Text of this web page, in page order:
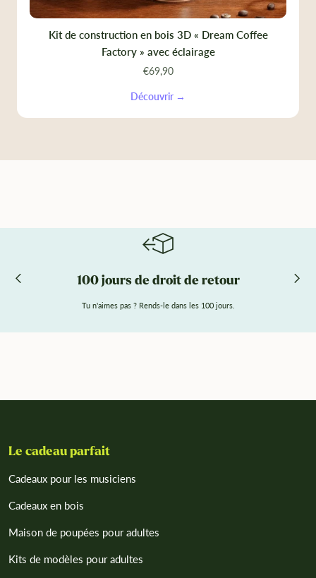
Kit de construction en bois 3D « Dream Coffee
Factory » avec éclairage
€69,90
Découvrir →
100 jours de droit de retour
Tu n'aimes pas ? Rends-le dans les 100 jours.
Le cadeau parfait
Cadeaux pour les musiciens
Cadeaux en bois
Maison de poupées pour adultes
Kits de modèles pour adultes